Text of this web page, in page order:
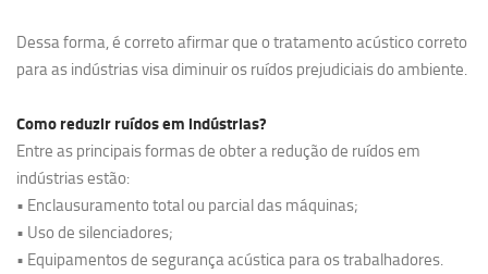
Dessa forma, é correto afirmar que o tratamento acústico correto
para as indústrias visa diminuir os ruídos prejudiciais do ambiente.
Como reduzir ruídos em indústrias?
Entre as principais formas de obter a redução de ruídos em
indústrias estão:
• Enclausuramento total ou parcial das máquinas;
• Uso de silenciadores;
• Equipamentos de segurança acústica para os trabalhadores.